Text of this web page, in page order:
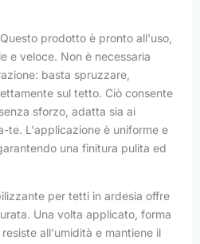
Questo prodotto è pronto all'uso,
e veloce. Non è necessaria
basta spruzzare,
sul tetto. Ciò consente
sforzo, adatta sia ai
te. L'applicazione è uniforme e
una finitura pulita ed
per tetti in ardesia offre
Una volta applicato, forma
all'umidità e mantiene il